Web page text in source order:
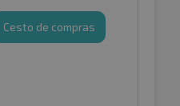
Cesto de compras